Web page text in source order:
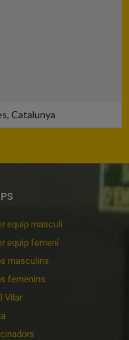
Catalunya
equip masculí
equip femení
masculins
femenins
Vilar